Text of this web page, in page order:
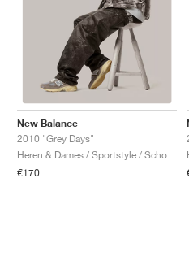
New Balance
2010 "Grey Days"
Heren & Dames / Sportstyle / Schoenen
€170